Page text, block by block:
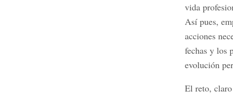
vida
Así pues,
acciones
fechas y los
evolución
El reto,